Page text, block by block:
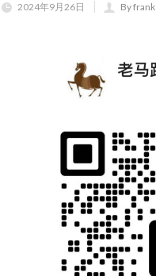
2024年9月26日 By frank